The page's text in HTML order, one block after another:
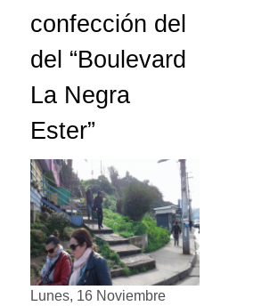
confección del
del “Boulevard
La Negra
Ester”
Lunes, 16 Noviembre